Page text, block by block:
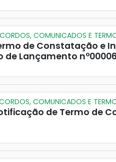
COMUNICADOS E
de Constatação e
de Lançamento nº00006
COMUNICADOS E
de Termo de